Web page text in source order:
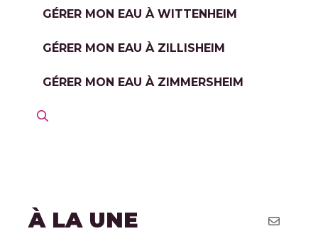
GÉRER MON EAU À WITTENHEIM
GÉRER MON EAU À ZILLISHEIM
GÉRER MON EAU À ZIMMERSHEIM
À LA UNE